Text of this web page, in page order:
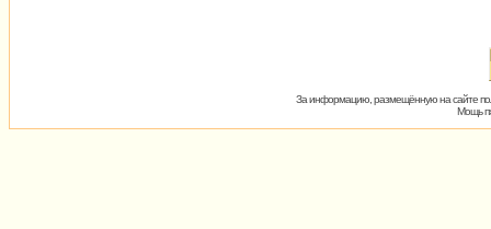
За информацию, размещённую на сайте
Мощь